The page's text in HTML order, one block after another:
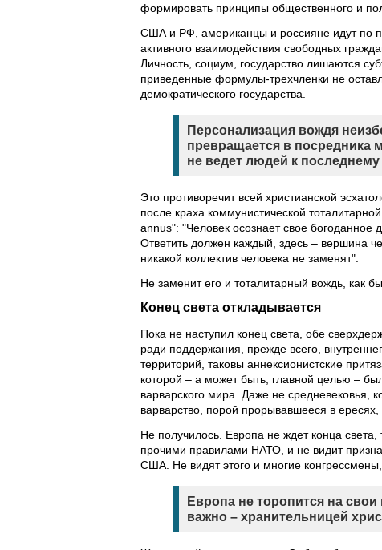
формировать принципы общественного и
США и РФ, американцы и россияне идут по
активного взаимодействия свободных
Личность, социум, государство лишаются
приведенные формулы-трехчленки не
демократического государства.
Персонализация вождя
превращается в посредника
не ведет людей к
Это противоречит всей христианской
после краха коммунистической
annus": "Человек осознает свое богоданное
Ответить должен каждый, здесь – вершина
никакой коллектив человека не заменят".
Не заменит его и тоталитарный вождь, как
Конец света откладывается
Пока не наступил конец света, обе
ради поддержания, прежде всего,
территорий, таковы аннексионистские
которой – а может быть, главной целью –
варварского мира. Даже не средневековья,
варварство, порой прорывавшееся в
Не получилось. Европа не ждет конца
прочими правилами НАТО, и не видит
США. Не видят этого и многие
Европа не торопится на
важно – хранительницей